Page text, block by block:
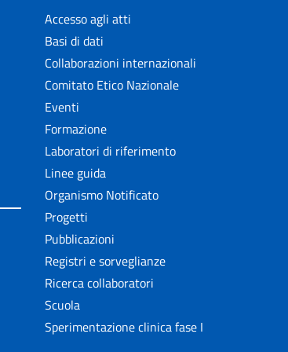
Accesso agli atti
Basi di dati
Collaborazioni internazionali
Comitato Etico Nazionale
Eventi
Formazione
Laboratori di riferimento
Linee guida
Organismo Notificato
Progetti
Pubblicazioni
Registri e sorveglianze
Ricerca collaboratori
Scuola
Sperimentazione clinica fase I